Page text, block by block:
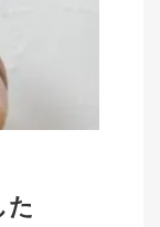
た